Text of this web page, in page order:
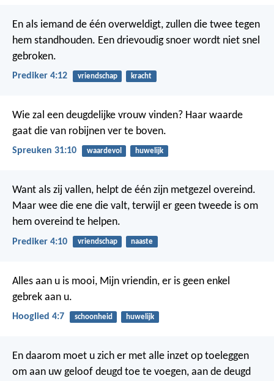
En als iemand de één overweldigt, zullen die twee tegen
hem standhouden. Een drievoudig snoer wordt niet snel
gebroken.
Prediker 4:12 vriendschap kracht
Wie zal een deugdelijke vrouw vinden? Haar waarde
gaat die van robijnen ver te boven.
Spreuken 31:10 waardevol huwelijk
Want als zij vallen, helpt de één zijn metgezel overeind.
Maar wee die ene die valt, terwijl er geen tweede is om
hem overeind te helpen.
Prediker 4:10 vriendschap naaste
Alles aan u is mooi, Mijn vriendin, er is geen enkel
gebrek aan u.
Hooglied 4:7 schoonheid huwelijk
En daarom moet u zich er met alle inzet op toeleggen
om aan uw geloof deugd toe te voegen, aan de deugd